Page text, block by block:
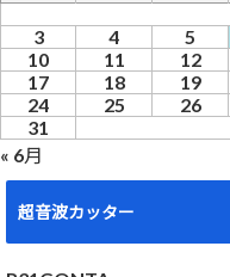
3
4 5
10
11 12
17
18 19
24
25 26
31
« 6月
超音波カッター